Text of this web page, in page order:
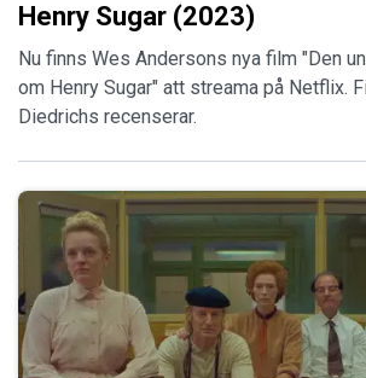
Henry Sugar (2023)
Nu finns Wes Andersons nya film "Den
om Henry Sugar" att streama på Netflix.
Diedrichs recenserar.